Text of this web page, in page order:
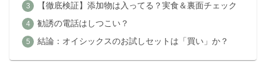
【徹底検証】添加物は入ってる？実食＆裏面チェック
勧誘の電話はしつこい？
結論：オイシックスのお試しセットは「買い」か？